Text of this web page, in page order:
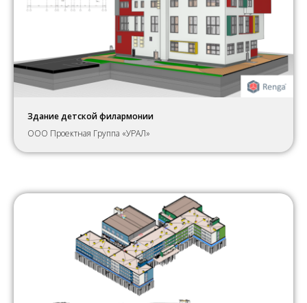
Здание детской филармонии
ООО Проектная Группа «УРАЛ»